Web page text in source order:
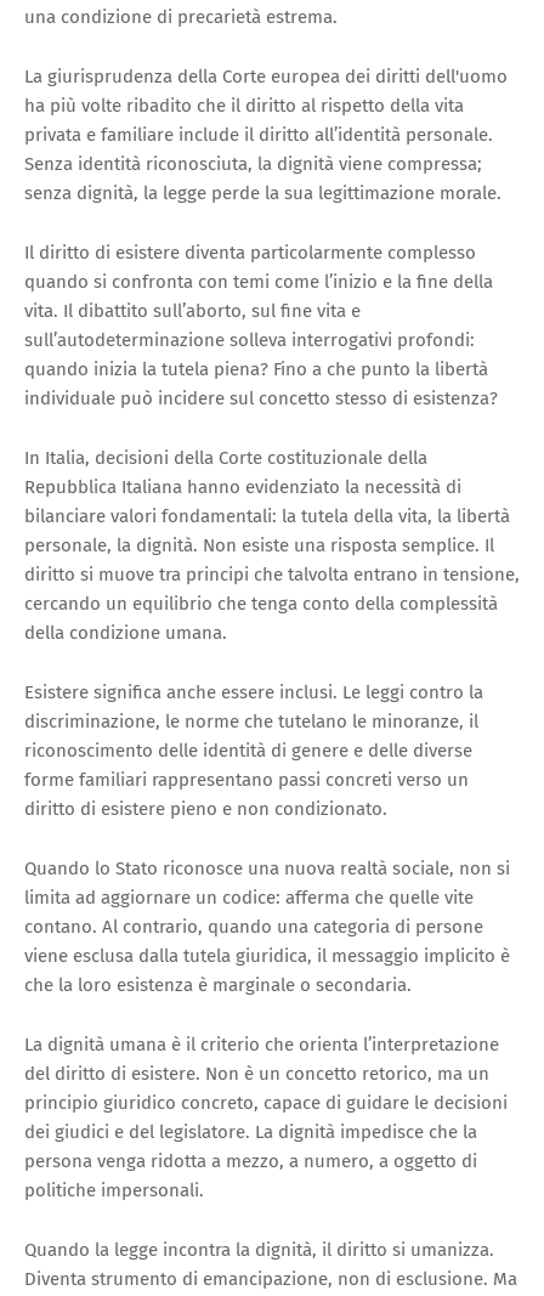
una condizione di precarietà estrema.
La giurisprudenza della Corte europea dei diritti dell'uomo
ha più volte ribadito che il diritto al rispetto della vita
privata e familiare include il diritto all’identità personale.
Senza identità riconosciuta, la dignità viene compressa;
senza dignità, la legge perde la sua legittimazione morale.
Il diritto di esistere diventa particolarmente complesso
quando si confronta con temi come l’inizio e la fine della
vita. Il dibattito sull’aborto, sul fine vita e
sull’autodeterminazione solleva interrogativi profondi:
quando inizia la tutela piena? Fino a che punto la libertà
individuale può incidere sul concetto stesso di esistenza?
In Italia, decisioni della Corte costituzionale della
Repubblica Italiana hanno evidenziato la necessità di
bilanciare valori fondamentali: la tutela della vita, la libertà
personale, la dignità. Non esiste una risposta semplice. Il
diritto si muove tra principi che talvolta entrano in tensione,
cercando un equilibrio che tenga conto della complessità
della condizione umana.
Esistere significa anche essere inclusi. Le leggi contro la
discriminazione, le norme che tutelano le minoranze, il
riconoscimento delle identità di genere e delle diverse
forme familiari rappresentano passi concreti verso un
diritto di esistere pieno e non condizionato.
Quando lo Stato riconosce una nuova realtà sociale, non si
limita ad aggiornare un codice: afferma che quelle vite
contano. Al contrario, quando una categoria di persone
viene esclusa dalla tutela giuridica, il messaggio implicito è
che la loro esistenza è marginale o secondaria.
La dignità umana è il criterio che orienta l’interpretazione
del diritto di esistere. Non è un concetto retorico, ma un
principio giuridico concreto, capace di guidare le decisioni
dei giudici e del legislatore. La dignità impedisce che la
persona venga ridotta a mezzo, a numero, a oggetto di
politiche impersonali.
Quando la legge incontra la dignità, il diritto si umanizza.
Diventa strumento di emancipazione, non di esclusione. Ma